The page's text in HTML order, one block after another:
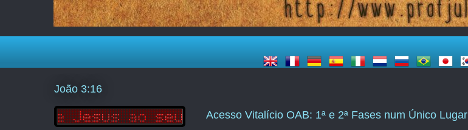
Acesso Vitalício OAB: 1ª e 2ª Fases num Único Lugar
João 3:16